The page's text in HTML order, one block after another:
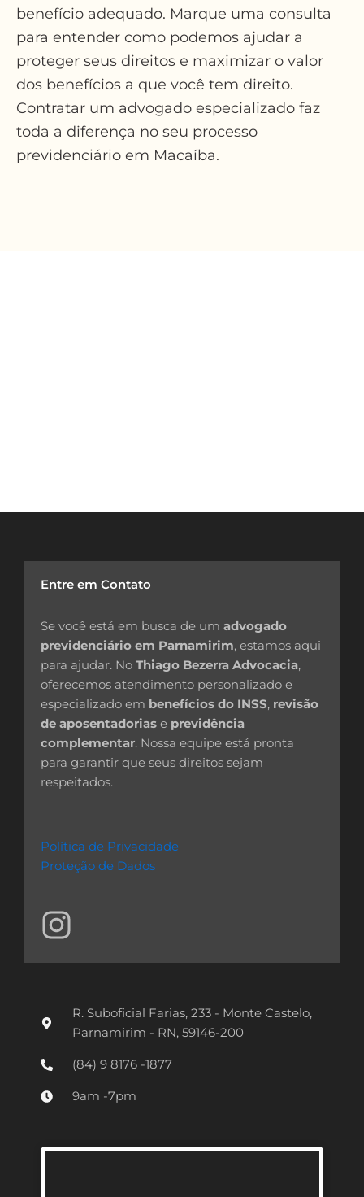
benefício adequado. Marque uma consulta
para entender como podemos ajudar a
proteger seus direitos e maximizar o valor
dos benefícios a que você tem direito.
Contratar um advogado especializado faz
toda a diferença no seu processo
previdenciário em Macaíba.
Entre em Contato
Se você está em busca de um advogado
previdenciário em Parnamirim, estamos aqui
para ajudar. No Thiago Bezerra Advocacia,
oferecemos atendimento personalizado e
especializado em benefícios do INSS, revisão
de aposentadorias e previdência
complementar. Nossa equipe está pronta
para garantir que seus direitos sejam
respeitados.
Política de Privacidade
Proteção de Dados
I
n
s
g
R. Suboficial Farias, 233 - Monte Castelo,
Parnamirim - RN, 59146-200
(84) 9 8176 -1877
9am -7pm